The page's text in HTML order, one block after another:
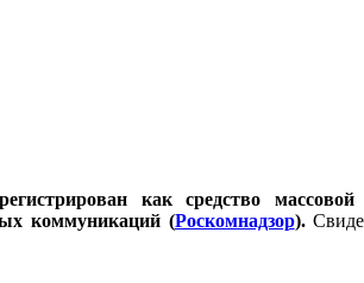
как средство
коммуникаций (Роскомнадзор).